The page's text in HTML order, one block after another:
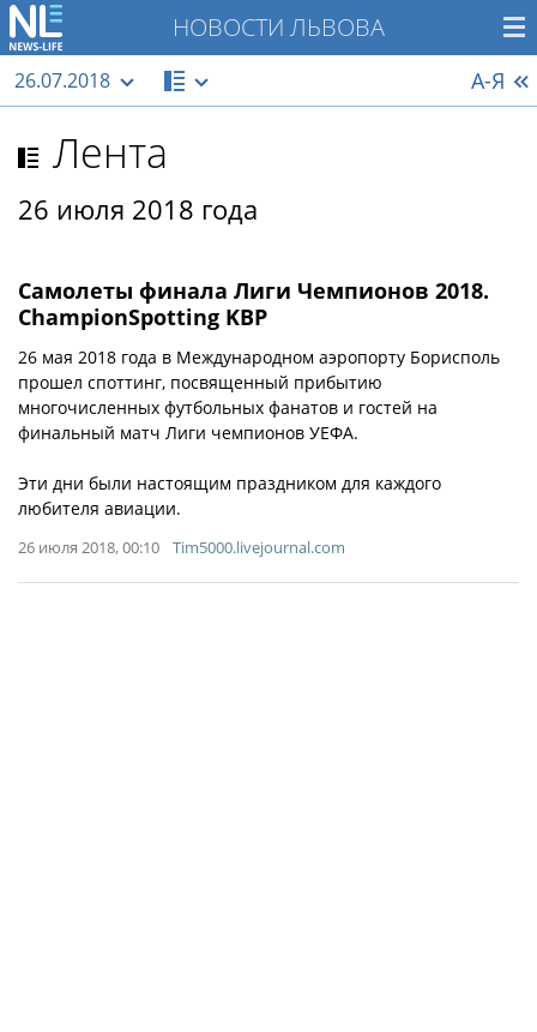
НОВОСТИ ЛЬВОВА
26.07.2018 А-Я
Лента
26 июля 2018 года
Самолеты финала Лиги Чемпионов 2018.
ChampionSpotting KBP
26 мая 2018 года в Международном аэропорту Борисполь
прошел споттинг, посвященный прибытию
многочисленных футбольных фанатов и гостей на
финальный матч Лиги чемпионов УЕФА.
Эти дни были настоящим праздником для каждого
любителя авиации.
26 июля 2018, 00:10 Tim5000.livejournal.com